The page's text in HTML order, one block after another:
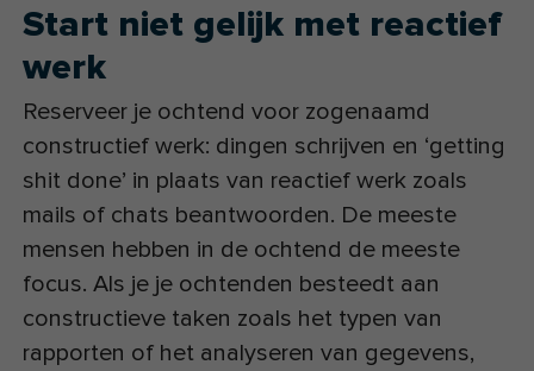
Start niet gelijk met reactief
werk
Reserveer je ochtend voor zogenaamd
constructief werk: dingen schrijven en ‘getting
shit done’ in plaats van reactief werk zoals
mails of chats beantwoorden. De meeste
mensen hebben in de ochtend de meeste
focus. Als je je ochtenden besteedt aan
constructieve taken zoals het typen van
rapporten of het analyseren van gegevens,